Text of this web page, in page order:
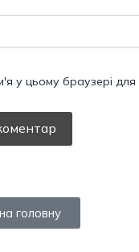
у цьому браузері
головну